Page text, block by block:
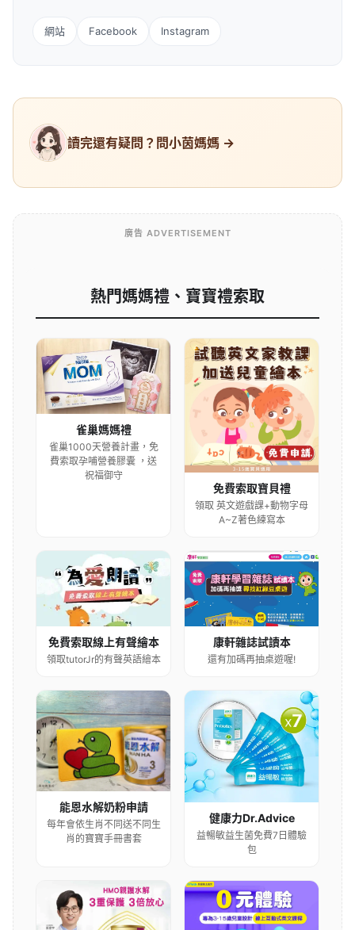
網站 Facebook Instagram
讀完還有疑問？問小茵媽媽 →
廣告 ADVERTISEMENT
熱門媽媽禮、寶寶禮索取
雀巢媽媽禮
雀巢1000天營養計畫，免
費索取孕哺營養膠囊 ，送
祝福御守
免費索取寶貝禮
領取 英文遊戲課+動物字母
A~Z著色練寫本
免費索取線上有聲繪本
領取tutorJr的有聲英語繪本
康軒雜誌試讀本
還有加碼再抽桌遊喔!
能恩水解奶粉申請
每年會依生肖不同送不同生
肖的寶寶手冊書套
健康力Dr.Advice
益暢敏益生菌免費7日體驗
包